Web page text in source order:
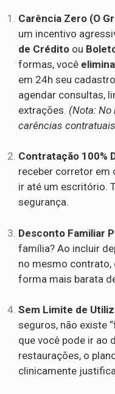
Carência Zero (O
um incentivo
de Crédito ou
formas, você
em 24h seu
agendar consultas,
extrações. (Nota: No
carências
Contratação 100%
receber corretor em
ir até um escritório.
segurança.
Desconto Familiar
família? Ao incluir
no mesmo contrato,
forma mais barata
Sem Limite de
seguros, não existe
que você pode ir ao
restaurações, o
clinicamente